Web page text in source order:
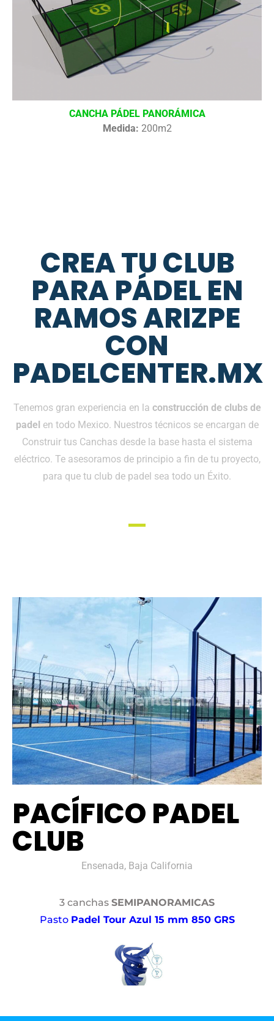
CANCHA PÁDEL PANORÁMICA
Medida: 200m2
CREA TU CLUB
PARA PÁDEL EN
RAMOS ARIZPE
CON
PADELCENTER.MX
Tenemos gran experiencia en la construcción de clubs de
padel en todo Mexico. Nuestros técnicos se encargan de
Construir tus Canchas desde la base hasta el sistema
eléctrico. Te asesoramos de principio a fin de tu proyecto,
para que tu club de padel sea todo un Éxito.
PACÍFICO PADEL
CLUB
Ensenada, Baja California
3 canchas SEMIPANORAMICAS
Pasto Padel Tour Azul 15 mm 850 GRS